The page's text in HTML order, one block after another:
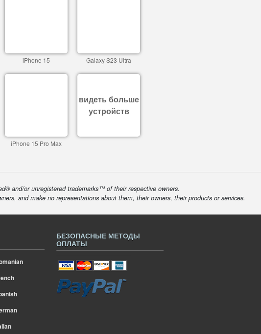
iPhone 15 Galaxy S23 Ultra
iPhone 15 Pro Max
видеть больше
устройств
and/or unregistered trademarks™ of their respective owners.
and make no representations about them, their owners, their products or services.
БЕЗОПАСНЫЕ МЕТОДЫ
ОПЛАТЫ